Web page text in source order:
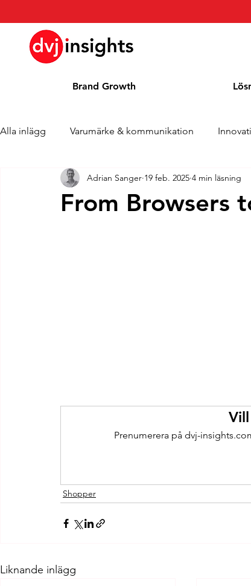
Brand Growth
Alla inlägg Varumärke & kommunikation
Brand Growth Intervju Pressmeddelande
From Browsers
Adrian Sanger 19 feb. 2025 4 min läsning
Prenumerera på dvj-
Shopper
Liknande inlägg